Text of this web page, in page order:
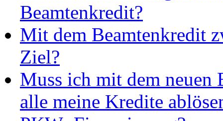
Beamtenkredit?
Mit dem Beamtenkredit
Ziel?
Muss ich mit dem neuen
alle meine Kredite